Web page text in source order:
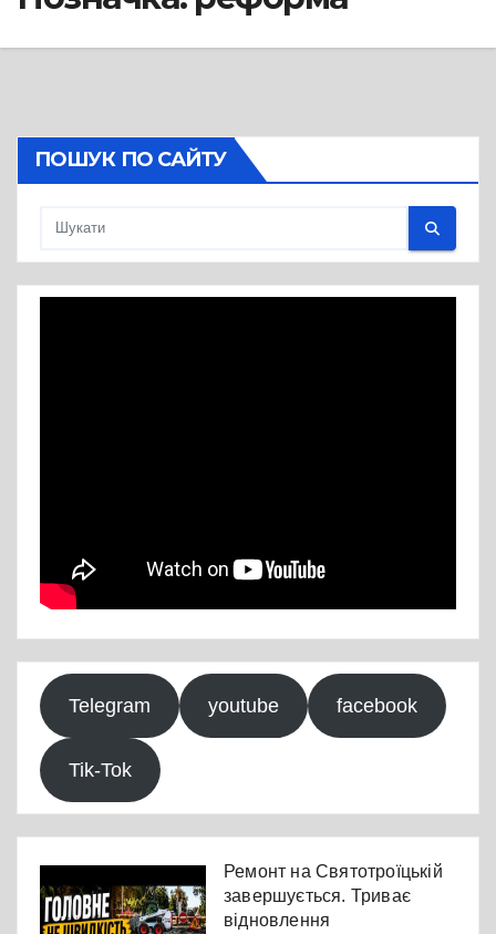
ПОШУК ПО САЙТУ
Telegram youtube facebook
Tik-Tok
Ремонт на Святотроїцькій
завершується. Триває
відновлення